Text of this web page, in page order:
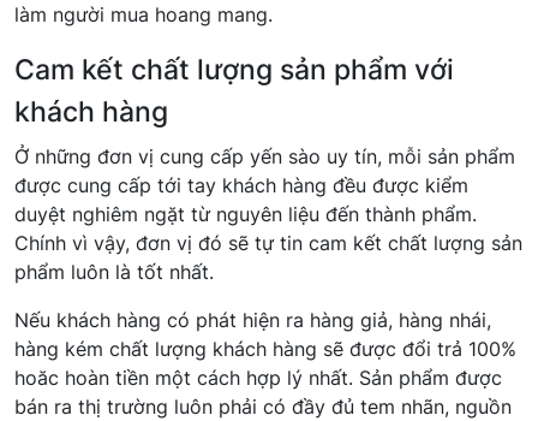
làm người mua hoang mang.
Cam kết chất lượng sản phẩm với
khách hàng
Ở những đơn vị cung cấp yến sào uy tín, mỗi sản phẩm
được cung cấp tới tay khách hàng đều được kiểm
duyệt nghiêm ngặt từ nguyên liệu đến thành phẩm.
Chính vì vậy, đơn vị đó sẽ tự tin cam kết chất lượng sản
phẩm luôn là tốt nhất.
Nếu khách hàng có phát hiện ra hàng giả, hàng nhái,
hàng kém chất lượng khách hàng sẽ được đổi trả 100%
hoăc hoàn tiền một cách hợp lý nhất. Sản phẩm được
bán ra thị trường luôn phải có đầy đủ tem nhãn, nguồn